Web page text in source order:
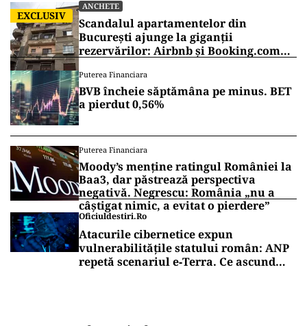
EXCLUSIV
ANCHETE
Scandalul apartamentelor din
București ajunge la giganții
rezervărilor: Airbnb și Booking.com
Puterea Financiara
BVB încheie săptămâna pe minus. BET
a pierdut 0,56%
Puterea Financiara
Moody’s menține ratingul României la
Baa3, dar păstrează perspectiva
negativă. Negrescu: România „nu a
câștigat nimic, a evitat o pierdere”
Oficiuldestiri.ro
Atacurile cibernetice expun
vulnerabilitățile statului român: ANP
repetă scenariul e‑Terra. Ce ascund